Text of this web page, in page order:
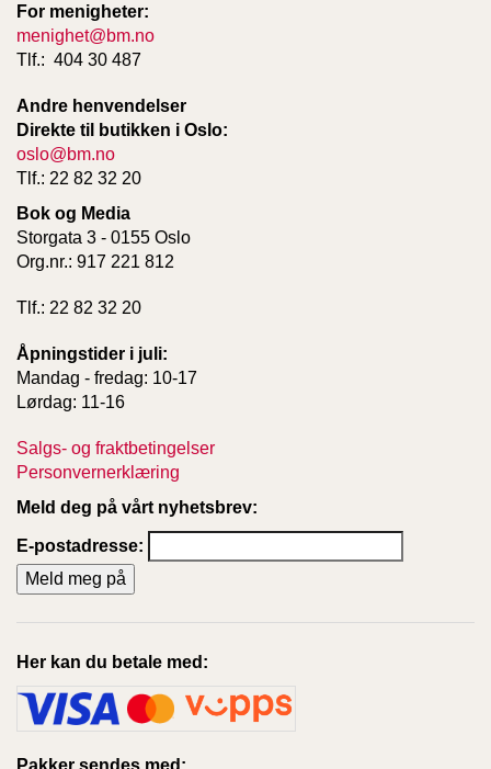
For menigheter:
menighet@bm.no
Tlf.: 404 30 487
Andre henvendelser
Direkte til butikken i Oslo:
oslo@bm.no
Tlf.: 22 82 32 20
Bok og Media
Storgata 3 - 0155 Oslo
Org.nr.: 917 221 812
Tlf.: 22 82 32 20
Åpningstider i juli:
Mandag - fredag: 10-17
Lørdag: 11-16
Salgs- og fraktbetingelser
Personvernerklæring
Meld deg på vårt nyhetsbrev:
E-postadresse:
Her kan du betale med:
Pakker sendes med: